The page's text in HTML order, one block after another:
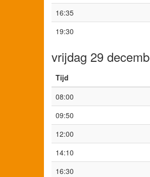
16:35
19:30
vrijdag 29
Tijd
08:00
09:50
12:00
14:10
16:30